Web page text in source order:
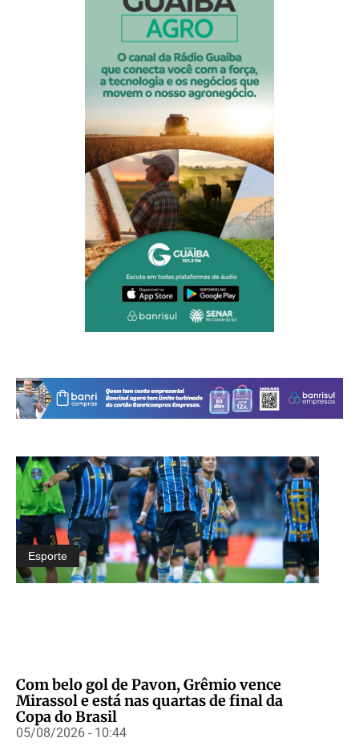
Esporte
Com belo gol de Pavon, Grêmio vence
Mirassol e está nas quartas de final da
Copa do Brasil
05/08/2026 - 10:44